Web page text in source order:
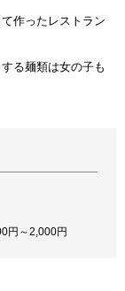
作ったレストラン
る麺類は女の子も
円～2,000円